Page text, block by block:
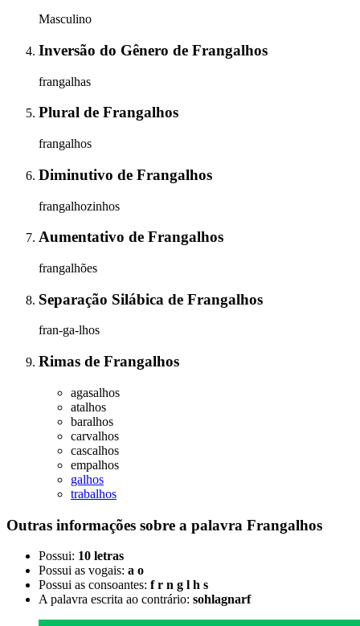
Masculino
Inversão do Gênero de Frangalhos
frangalhas
Plural de Frangalhos
frangalhos
Diminutivo de Frangalhos
frangalhozinhos
Aumentativo de Frangalhos
frangalhões
Separação Silábica de Frangalhos
fran-ga-lhos
Rimas de Frangalhos
agasalhos
atalhos
baralhos
carvalhos
cascalhos
empalhos
galhos
trabalhos
Outras informações sobre a palavra Frangalhos
Possui: 10 letras
Possui as vogais: a o
Possui as consoantes: f r n g l h s
A palavra escrita ao contrário: sohlagnarf